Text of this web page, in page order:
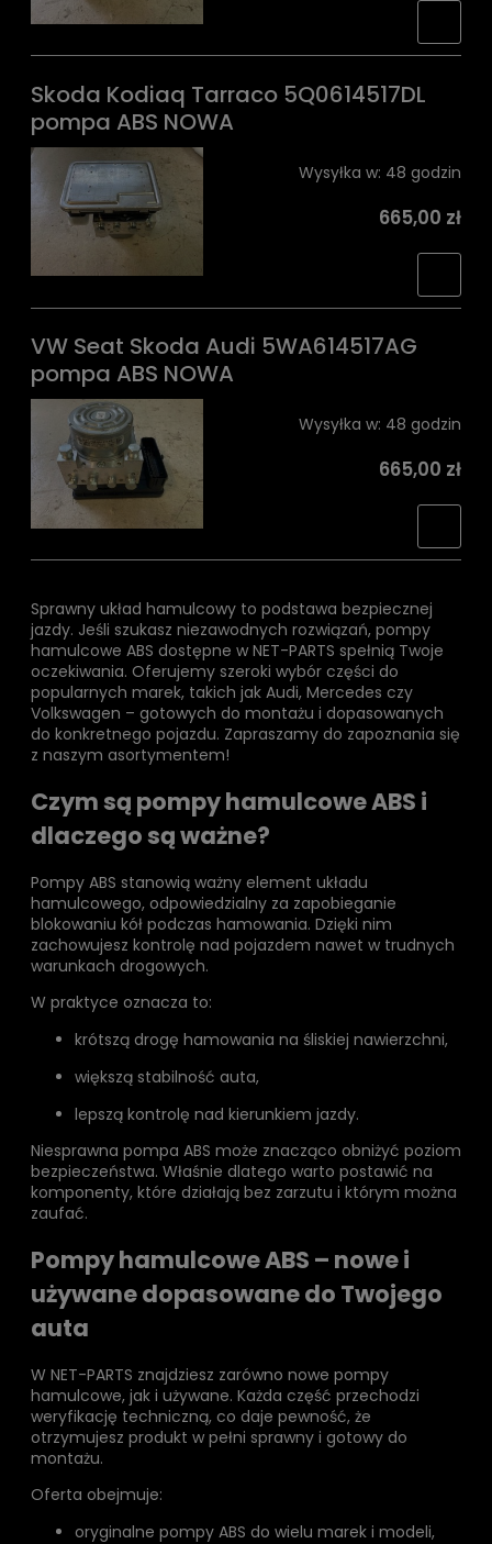
Skoda Kodiaq Tarraco 5Q0614517DL
pompa ABS NOWA
Wysyłka w: 48 godzin
665,00 zł
VW Seat Skoda Audi 5WA614517AG
pompa ABS NOWA
Wysyłka w: 48 godzin
665,00 zł
Sprawny układ hamulcowy to podstawa bezpiecznej
jazdy. Jeśli szukasz niezawodnych rozwiązań, pompy
hamulcowe ABS dostępne w NET-PARTS spełnią Twoje
oczekiwania. Oferujemy szeroki wybór części do
popularnych marek, takich jak Audi, Mercedes czy
Volkswagen – gotowych do montażu i dopasowanych
do konkretnego pojazdu. Zapraszamy do zapoznania się
z naszym asortymentem!
Czym są pompy hamulcowe ABS i
dlaczego są ważne?
Pompy ABS stanowią ważny element układu
hamulcowego, odpowiedzialny za zapobieganie
blokowaniu kół podczas hamowania. Dzięki nim
zachowujesz kontrolę nad pojazdem nawet w trudnych
warunkach drogowych.
W praktyce oznacza to:
krótszą drogę hamowania na śliskiej nawierzchni,
większą stabilność auta,
lepszą kontrolę nad kierunkiem jazdy.
Niesprawna pompa ABS może znacząco obniżyć poziom
bezpieczeństwa. Właśnie dlatego warto postawić na
komponenty, które działają bez zarzutu i którym można
zaufać.
Pompy hamulcowe ABS – nowe i
używane dopasowane do Twojego
auta
W NET-PARTS znajdziesz zarówno nowe pompy
hamulcowe, jak i używane. Każda część przechodzi
weryfikację techniczną, co daje pewność, że
otrzymujesz produkt w pełni sprawny i gotowy do
montażu.
Oferta obejmuje:
oryginalne pompy ABS do wielu marek i modeli,